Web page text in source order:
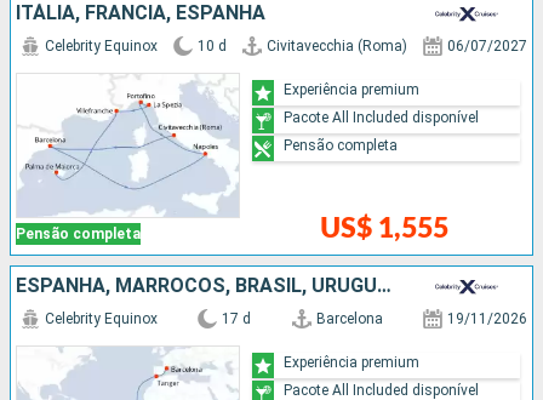
ITÁLIA, FRANCIA, ESPANHA
Pensão completa
Celebrity Equinox 10 d Civitavecchia (Roma) 06/07/2027
US$ 1,555
Experiência premium
Pacote All Included disponível
Pensão completa
ESPANHA, MARROCOS, BRASIL, URUGUAI, ARGENTINA
Celebrity Equinox 17 d Barcelona 19/11/2026
Experiência premium
Pacote All Included disponível